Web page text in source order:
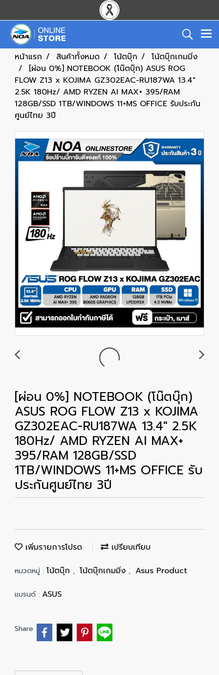
หน้าแรก สินค้าทั้งหมด โน้ตบุ๊ก
โน้ตบุ๊กเกมมิ่ง
[ผ่อน 0%] NOTEBOOK (โน๊ตบุ๊ก) ASUS ROG
FLOW Z13 x KOJIMA GZ302EAC-RU187WA 13.4"
2.5K 180Hz/ AMD RYZEN AI MAX+ 395/RAM
128GB/SSD 1TB/WINDOWS 11+MS OFFICE รับประกัน
ศูนย์ไทย 3ปี
[ผ่อน 0%] NOTEBOOK (โน๊ตบุ๊ก)
ASUS ROG FLOW Z13 x KOJIMA
GZ302EAC-RU187WA 13.4" 2.5K
180Hz/ AMD RYZEN AI MAX+
395/RAM 128GB/SSD
1TB/WINDOWS 11+MS OFFICE รับ
ประกันศูนย์ไทย 3ปี
เพิ่มรายการโปรด เปรียบเทียบ
หมวดหมู่ : โน้ตบุ๊ก , โน้ตบุ๊กเกมมิ่ง , Asus Product
แบรนด์ : ASUS
Share